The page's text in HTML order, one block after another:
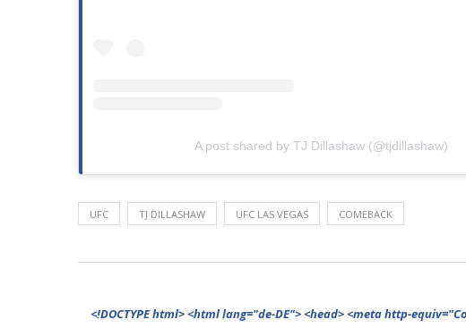
A post shared by TJ Dillashaw (@tjdillashaw)
UFC TJ DILLASHAW UFC LAS VEGAS COMEBACK
<!DOCTYPE html> <html lang="de-DE"> <head> <meta http-equiv="Content-Type" content="text/html; charset=UTF-8"/> <meta name="google-site-verification" content="cVGVUvWocm1gvSHxvrjHxzeA4oYlTAvZPb6G_EJBd1U" /> <!-- This website is powered by TYPO3 - inspiring people to share! TYPO3 is a free open source Content Management Framework initially created by Kasper Skaarhoj and licensed under GNU/GPL. TYPO3 is copyright 1998-2022 of Kasper Skaarhoj. Extensions are copyright of their respective owners. Information and contribution at https://typo3.org/ --> <base href="."> <title>News</title> <meta name="generator" content="TYPO3 CMS"/> <meta name="viewport" content="width=device-width,minimum-scale=1"/> <meta name="revisit-after" content="1 days"/> <meta name="allow-search" content="yes"/> <link rel="stylesheet" type="text/css" href="//fonts.googleapis.com/